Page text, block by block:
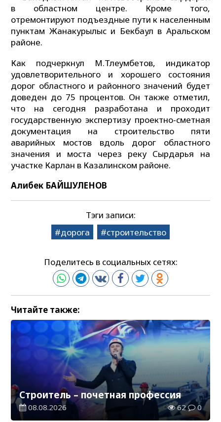
в областном центре. Кроме того,
отремонтируют подъездные пути к населенным
пунктам Жанакурылыс и Бекбаул в Аральском
районе.
Как подчеркнул М.Тлеумбетов, индикатор
удовлетворительного и хорошего состояния
дорог областного и районного значений будет
доведен до 75 процентов. Он также отметил,
что на сегодня разработана и проходит
государственную экспертизу проектно-сметная
документация на строительство пяти
аварийных мостов вдоль дорог областного
значения и моста через реку Сырдарья на
участке Карлан в Казалинском районе.
Алибек БАЙШУЛЕНОВ
Тэги записи:
дорога
строительство
Поделитесь в социальных сетях:
Читайте также:
Строитель – почетная профессия
08.08.2026 62 0